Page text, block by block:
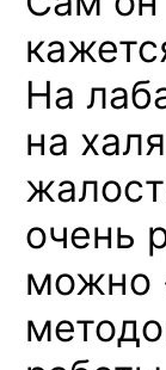
На
на
очень
можно